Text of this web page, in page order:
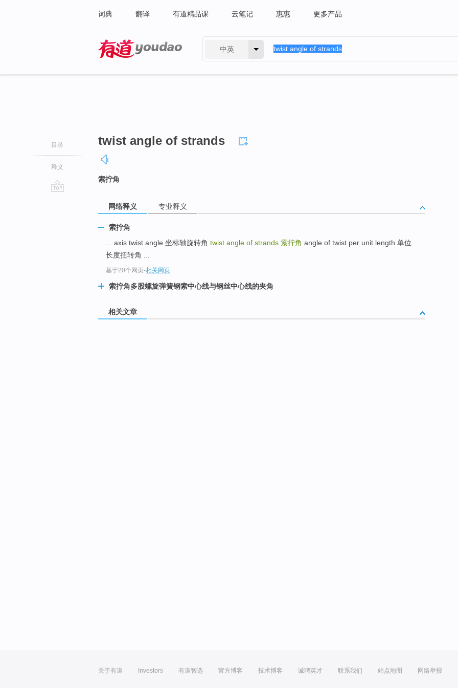
词典 翻译 有道精品课 云笔记 惠惠 更多产品
中英
目录
释义
twist angle of strands
索拧角
网络释义 专业释义
索拧角
... axis twist angle 坐标轴旋转角 twist angle of strands 索拧角 angle of twist per unit length 单位
长度扭转角 ...
基于20个网页-相关网页
索拧角多股螺旋弹簧钢索中心线与钢丝中心线的夹角
相关文章
关于有道 Investors 有道智选 官方博客 技术博客 诚聘英才 联系我们 站点地图 网络举报